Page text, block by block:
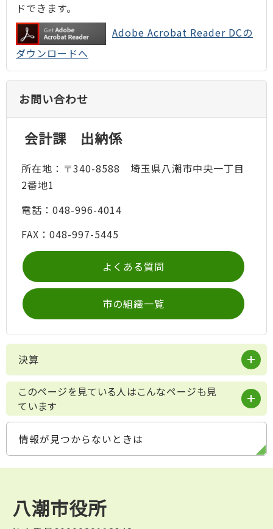
ドできます。
Adobe Acrobat Reader DCの
ダウンロードへ
お問い合わせ
会計課 出納係
所在地：〒340-8588 埼玉県八潮市中央一丁目
2番地1
電話：048-996-4014
FAX：048-997-5445
よくある質問
市の組織一覧
決算
このページを見ている人はこんなページも見
ています
情報が見つからないときは
八潮市役所